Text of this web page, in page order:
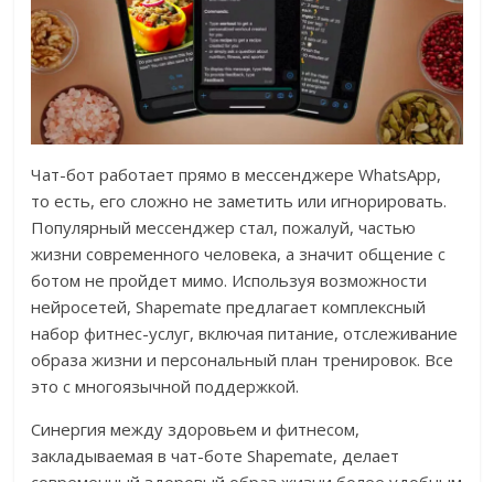
Чат-бот работает прямо в мессенджере WhatsApp,
то есть, его сложно не заметить или игнорировать.
Популярный мессенджер стал, пожалуй, частью
жизни современного человека, а значит общение с
ботом не пройдет мимо. Используя возможности
нейросетей, Shapemate предлагает комплексный
набор фитнес-услуг, включая питание, отслеживание
образа жизни и персональный план тренировок. Все
это с многоязычной поддержкой.
Синергия между здоровьем и фитнесом,
закладываемая в чат-боте Shapemate, делает